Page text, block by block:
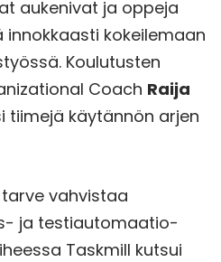
aukenivat ja oppeja
kokeilemaan
Koulutusten
Coach Raija
tiimejä käytännön arjen
vahvistaa
ja testiautomaatio-
Taskmill kutsui